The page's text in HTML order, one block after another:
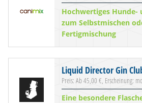
Hochwertiges
zum Selbstmischen
Fertigmischung
Liquid Director Gin
Preis: Ab 45,00 €, Erscheinung:
Eine besondere